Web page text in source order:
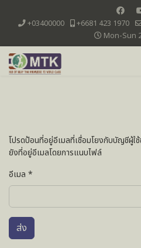
+03400000 +6681 423 1970
Mon-Sun
โปรดป้อนที่อยู่อีเมลที่เชื่อมโยงกับบัญชีผู้
ยังที่อยู่อีเมลโดยการแนบไฟล์
อีเมล *
ส่ง